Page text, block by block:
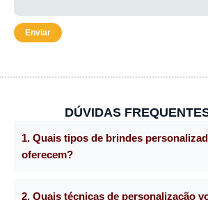
DÚVIDAS
1. Quais tipos de brindes
oferecem?
2. Quais técnicas de personalização